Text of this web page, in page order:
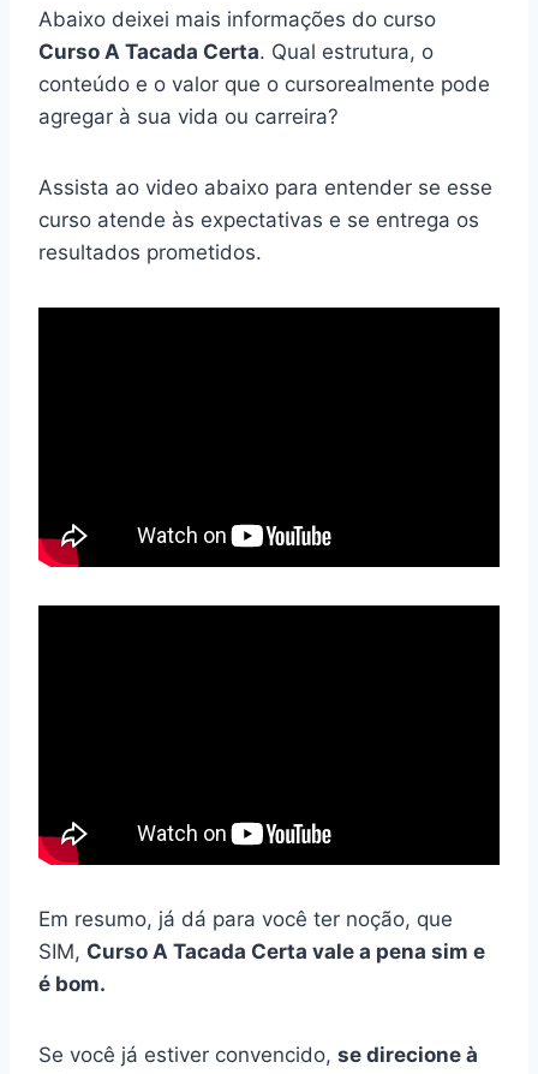
Abaixo deixei mais informações do curso
Curso A Tacada Certa. Qual estrutura, o
conteúdo e o valor que o cursorealmente pode
agregar à sua vida ou carreira?
Assista ao video abaixo para entender se esse
curso atende às expectativas e se entrega os
resultados prometidos.
Em resumo, já dá para você ter noção, que
SIM, Curso A Tacada Certa vale a pena sim e
é bom.
Se você já estiver convencido, se direcione à